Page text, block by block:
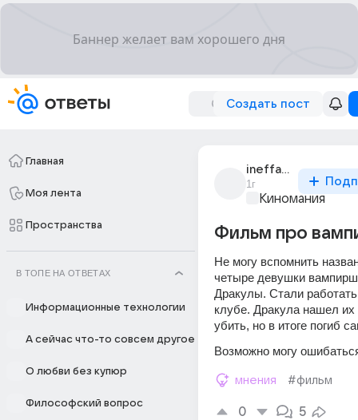
Создать пост
Главная
Моя лента
Пространства
В ТОПЕ НА ОТВЕТАХ
Информационные технологии
А сейчас что-то совсем другое
О любви без купюр
Философский вопрос
ineffable_617
1г
Киномания
Фильм про
Не могу вспомнить
четыре девушки
Дракулы. Стали
клубе. Дракула нашел
убить, но в итоге погиб
Возможно могу
мнения #фильм
0 5